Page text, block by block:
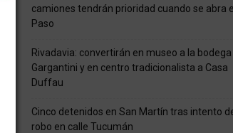
camiones tendrán prioridad cuando se abra el
Paso
Rivadavia: convertirán en museo a la bodega
Gargantini y en centro tradicionalista a Casa
Duffau
Cinco detenidos en San Martín tras intento
robo en calle Tucumán